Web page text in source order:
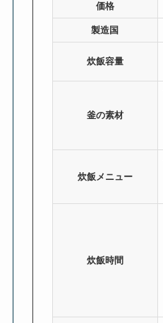
価格
製造国
炊飯容量
釜の素材
炊飯メニュー
炊飯時間